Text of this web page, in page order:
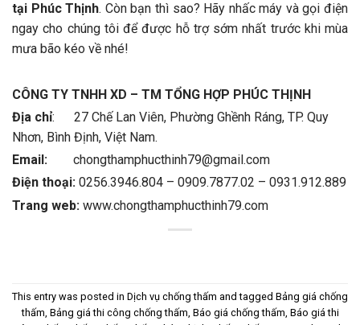
tại Phúc Thịnh. Còn bạn thì sao? Hãy nhấc máy và gọi điện
ngay cho chúng tôi để được hỗ trợ sớm nhất trước khi mùa
mưa bão kéo về nhé!
CÔNG TY TNHH XD – TM TỔNG HỢP PHÚC THỊNH
Địa chỉ: 27 Chế Lan Viên, Phường Ghềnh Ráng, TP. Quy
Nhơn, Bình Định, Việt Nam.
Email: chongthamphucthinh79@gmail.com
Điện thoại: 0256.3946.804 – 0909.7877.02 – 0931.912.889
Trang web: www.chongthamphucthinh79.com
This entry was posted in Dịch vụ chống thấm and tagged Bảng giá chống
thấm, Bảng giá thi công chống thấm, Báo giá chống thấm, Báo giá thi